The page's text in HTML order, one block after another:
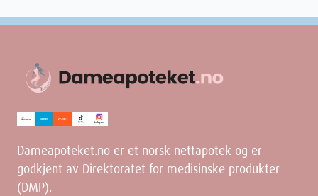
Dameapoteket.no er et norsk nettapotek og er
godkjent av Direktoratet for medisinske produkter
(DMP).